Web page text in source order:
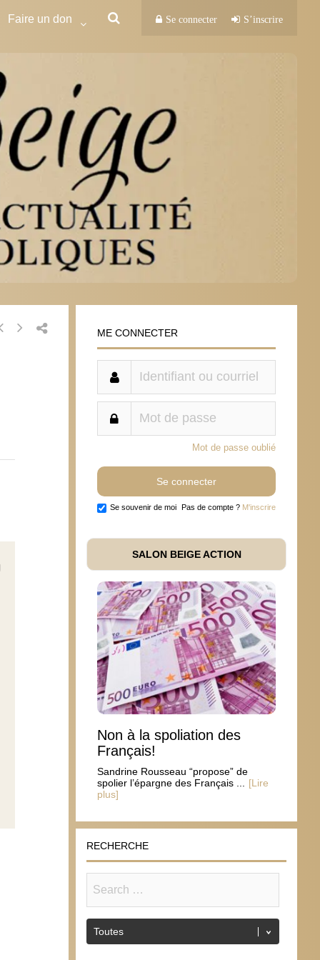
Faire un don Se connecter S’inscrire
ME CONNECTER
Mot de passe oublié
Se souvenir de moi Pas de compte ? M'inscrire
SALON BEIGE ACTION
Non à la spoliation des
Français!
Sandrine Rousseau “propose” de
spolier l’épargne des Français ...
[Lire
plus]
RECHERCHE